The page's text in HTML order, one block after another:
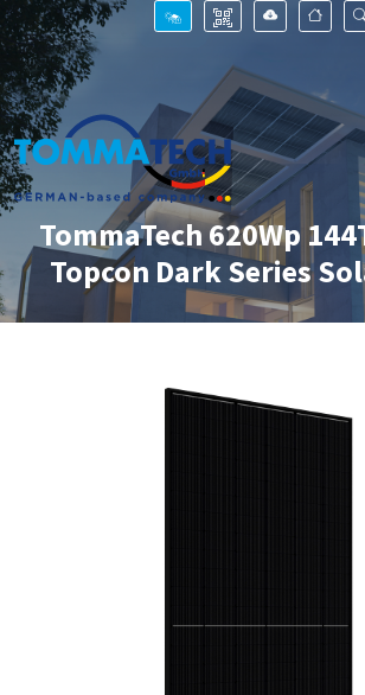
TommaTech 620Wp
Topcon Dark Series